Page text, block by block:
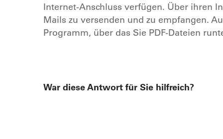
Internet-Anschluss verfügen. Über ihren
Mails zu versenden und zu empfangen.
Programm, über das Sie PDF-Dateien
War diese Antwort für Sie hilfreich?